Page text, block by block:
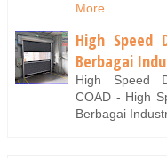
More...
High Speed
Berbagai
High Speed
COAD - High
Berbagai